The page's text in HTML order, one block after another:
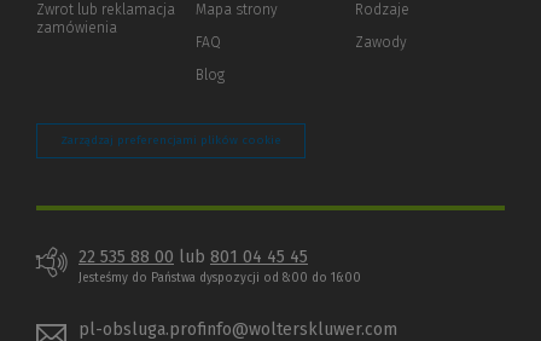
innej
Zwrot lub reklamacja
zamówienia
Mapa strony
FAQ
Blog
Rodzaje
Zawody
Zarządzaj preferencjami plików cookie
22 535 88 00 lub 801 04 45 45
Jesteśmy do Państwa dyspozycji od 8:00 do 16:00
pl-obsluga.profinfo@wolterskluwer.com